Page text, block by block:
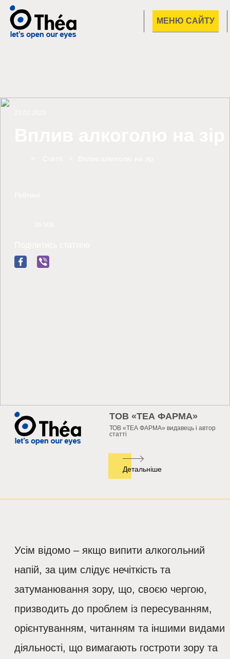
МЕНЮ САЙТУ
ТОВ «ТЕА ФАРМА»
ТОВ «ТЕА ФАРМА» видавець і автор
статті
Детальніше
Усім відомо – якщо випити алкогольний
напій, за цим слідує нечіткість та
затуманювання зору, що, своєю чергою,
призводить до проблем із пересуванням,
орієнтуванням, читанням та іншими видами
діяльності, що вимагають гостроти зору та